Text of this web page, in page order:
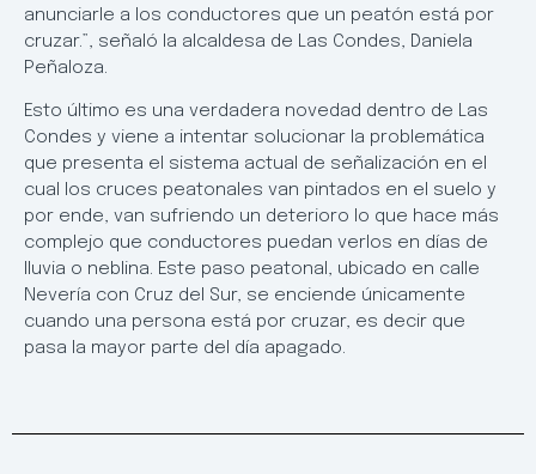
anunciarle a los conductores que un peatón está por
cruzar.”, señaló la alcaldesa de Las Condes, Daniela
Peñaloza.
Esto último es una verdadera novedad dentro de Las
Condes y viene a intentar solucionar la problemática
que presenta el sistema actual de señalización en el
cual los cruces peatonales van pintados en el suelo y
por ende, van sufriendo un deterioro lo que hace más
complejo que conductores puedan verlos en días de
lluvia o neblina. Este paso peatonal, ubicado en calle
Nevería con Cruz del Sur, se enciende únicamente
cuando una persona está por cruzar, es decir que
pasa la mayor parte del día apagado.